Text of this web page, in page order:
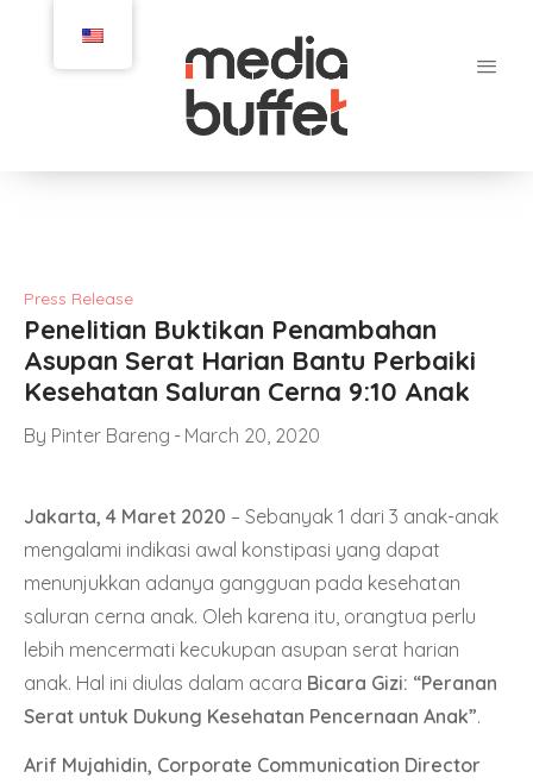
Press Release
Penelitian Buktikan Penambahan
Asupan Serat Harian Bantu Perbaiki
Kesehatan Saluran Cerna 9:10 Anak
By Pinter Bareng March 20, 2020
Jakarta, 4 Maret 2020 – Sebanyak 1 dari 3 anak-anak
mengalami indikasi awal konstipasi yang dapat
menunjukkan adanya gangguan pada kesehatan
saluran cerna anak. Oleh karena itu, orangtua perlu
lebih mencermati kecukupan asupan serat harian
anak. Hal ini diulas dalam acara Bicara Gizi: “Peranan
Serat untuk Dukung Kesehatan Pencernaan Anak”.
Arif Mujahidin, Corporate Communication Director